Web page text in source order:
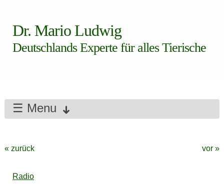
Dr. Mario Ludwig
Deutschlands Experte für alles Tierische
☰ Menu
« zurück vor »
Radio